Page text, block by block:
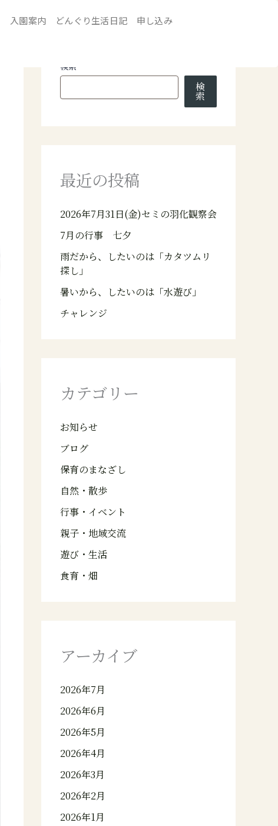
入園案内 どんぐり生活日記 申し込み
検索
検
索
最近の投稿
2026年7月31日(金)セミの羽化観察会
7月の行事 七夕
雨だから、したいのは「カタツムリ
探し」
暑いから、したいのは「水遊び」
チャレンジ
カテゴリー
お知らせ
ブログ
保育のまなざし
自然・散歩
行事・イベント
親子・地域交流
遊び・生活
食育・畑
アーカイブ
2026年7月
2026年6月
2026年5月
2026年4月
2026年3月
2026年2月
2026年1月